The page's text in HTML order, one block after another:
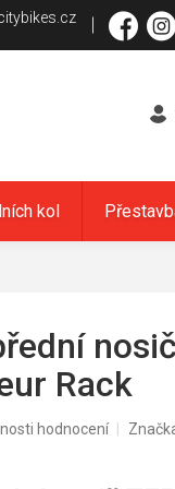
kol
Rack
hodnocení